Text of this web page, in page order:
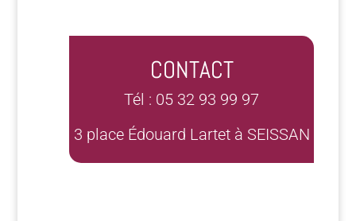
CONTACT
Tél : 05 32 93 99 97
3 place Édouard Lartet à SEISSAN